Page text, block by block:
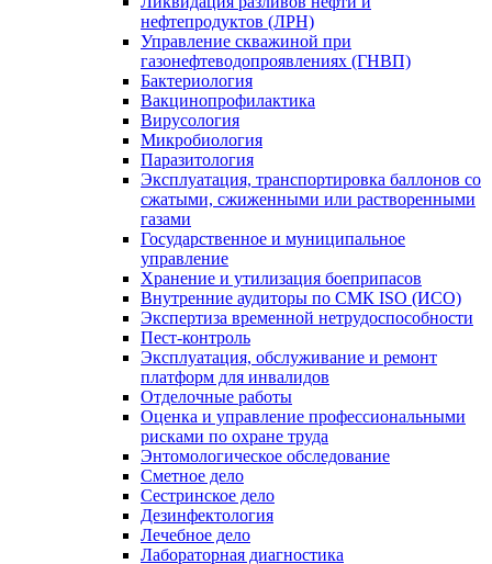
нефтепродуктов (ЛРН)
Управление скважиной при
газонефтеводопроявлениях (ГНВП)
Бактериология
Вакцинопрофилактика
Вирусология
Микробиология
Паразитология
Эксплуатация, транспортировка баллонов со
сжатыми, сжиженными или растворенными
газами
Государственное и муниципальное
управление
Хранение и утилизация боеприпасов
Внутренние аудиторы по СМК ISO (ИСО)
Экспертиза временной нетрудоспособности
Пест-контроль
Эксплуатация, обслуживание и ремонт
платформ для инвалидов
Отделочные работы
Оценка и управление профессиональными
рисками по охране труда
Энтомологическое обследование
Сметное дело
Сестринское дело
Дезинфектология
Лечебное дело
Лабораторная диагностика